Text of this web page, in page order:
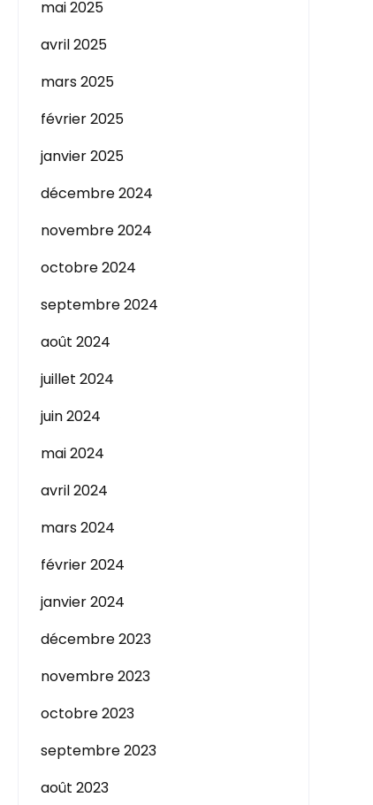
mai 2025
avril 2025
mars 2025
février 2025
janvier 2025
décembre 2024
novembre 2024
octobre 2024
septembre 2024
août 2024
juillet 2024
juin 2024
mai 2024
avril 2024
mars 2024
février 2024
janvier 2024
décembre 2023
novembre 2023
octobre 2023
septembre 2023
août 2023